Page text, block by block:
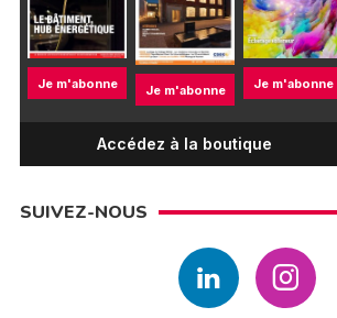
Je m'abonne Je m'abonne Je m'abonne
Accédez à la boutique
SUIVEZ-NOUS